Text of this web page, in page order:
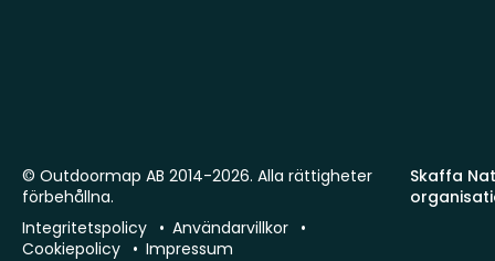
Skaffa
© Outdoormap AB 2014-2026. Alla rättigheter
förbehållna.
Integritetspolicy
Användarvillkor
Cookiepolicy
Impressum